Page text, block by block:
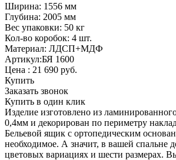
Ширина: 1556 мм
Глубина: 2005 мм
Вес упаковки: 50 кг
Кол-во коробок: 4 шт.
Материал: ЛДСП+МДФ
Артикул:БЯ 1600
Цена : 21 690 руб.
Купить
Заказать звонок
Купить в один клик
Изделие изготовлено из
0,4мм и декорирован по периметру
Бельевой ящик с ортопедическим
необходимое. А значит, в вашей спальне
цветовых вариациях и шести размерах.